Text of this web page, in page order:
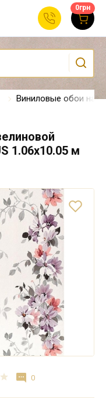
0грн
Виниловые обои на
1.06х10.05 м
0